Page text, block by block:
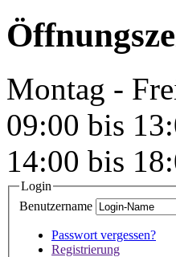
Montag -
09:00 bis
14:00 bis
Login
Benutzername
Passwort vergessen?
Registrierung